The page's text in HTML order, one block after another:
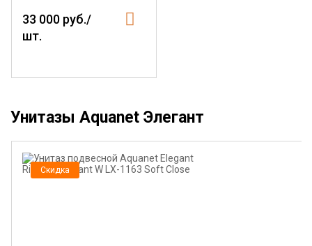
33 000 руб./
шт.
Унитазы Aquanet Элегант
Скидка